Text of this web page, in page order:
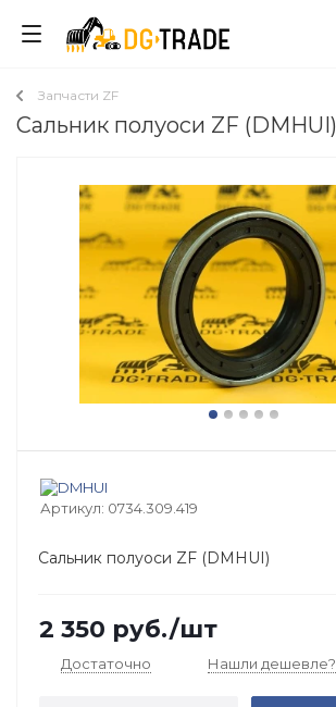
Запчасти ZF
Сальник полуоси ZF (DMHUI)
Артикул: 0734.309.419
Сальник полуоси ZF (DMHUI)
2 350 руб./шт
Достаточно Нашли дешевле?